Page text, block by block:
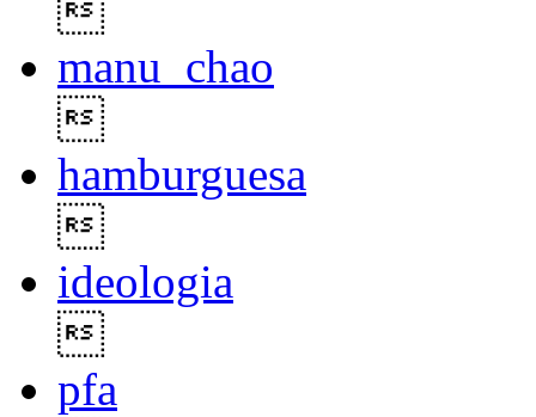
manu_chao
hamburguesa
ideologia
pfa